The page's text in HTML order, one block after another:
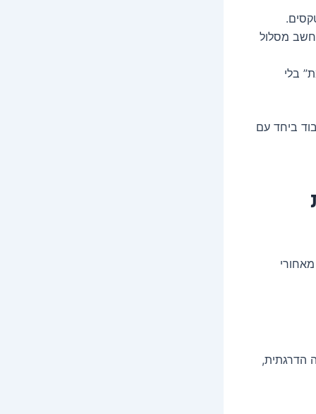
מסלול
בלי
ביחד עם
הדרגתית,